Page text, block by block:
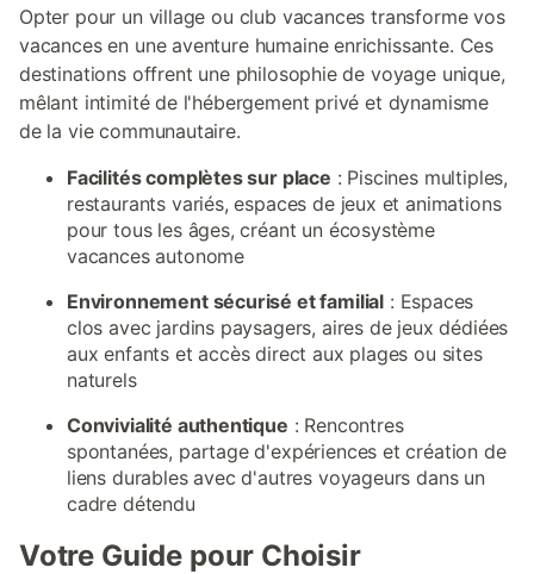
Opter pour un village ou club vacances transforme vos
vacances en une aventure humaine enrichissante. Ces
destinations offrent une philosophie de voyage unique,
mêlant intimité de l'hébergement privé et dynamisme
de la vie communautaire.
Facilités complètes sur place : Piscines multiples,
restaurants variés, espaces de jeux et animations
pour tous les âges, créant un écosystème
vacances autonome
Environnement sécurisé et familial : Espaces
clos avec jardins paysagers, aires de jeux dédiées
aux enfants et accès direct aux plages ou sites
naturels
Convivialité authentique : Rencontres
spontanées, partage d'expériences et création de
liens durables avec d'autres voyageurs dans un
cadre détendu
Votre Guide pour Choisir